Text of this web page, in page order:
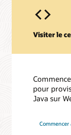
Visiter le
pour
Java sur